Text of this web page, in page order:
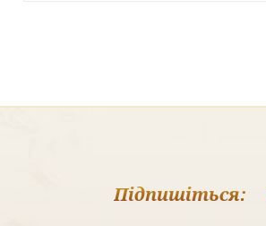
Підпишіться: